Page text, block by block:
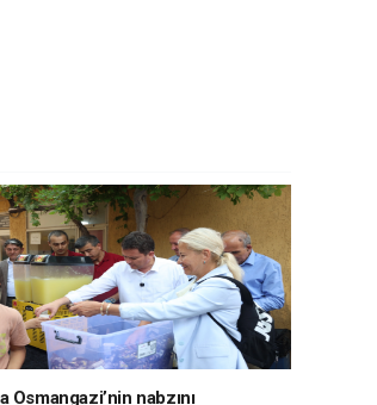
Osmangazi’nin nabzını